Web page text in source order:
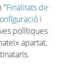
"Finalitats de
i
polítiques
apartat,